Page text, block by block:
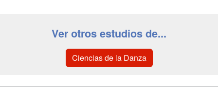
Ver otros estudios de...
Ciencias de la Danza